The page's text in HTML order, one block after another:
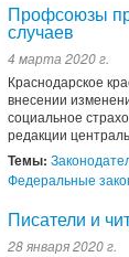
Профсоюзы
случаев
4 марта 2020 г.
Краснодарское
внесении
социальное
редакции
Темы:
Федеральные
Писатели и
28 января 2020 г.